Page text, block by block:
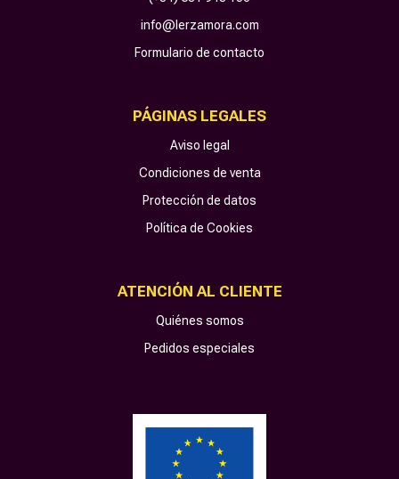
info@lerzamora.com
Formulario de contacto
PÁGINAS LEGALES
Aviso legal
Condiciones de venta
Protección de datos
Política de Cookies
ATENCIÓN AL CLIENTE
Quiénes somos
Pedidos especiales